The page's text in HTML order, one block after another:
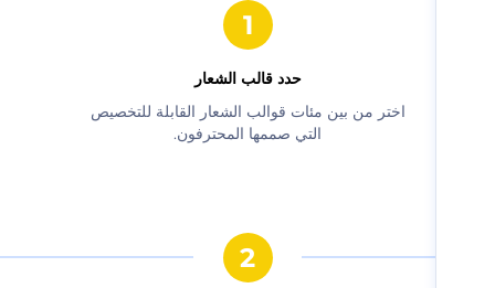
حدد قالب الشعار
‫اختر من بين مئات قوالب الشعار القابلة للتخصيص
التي صممها المحترفون.‬